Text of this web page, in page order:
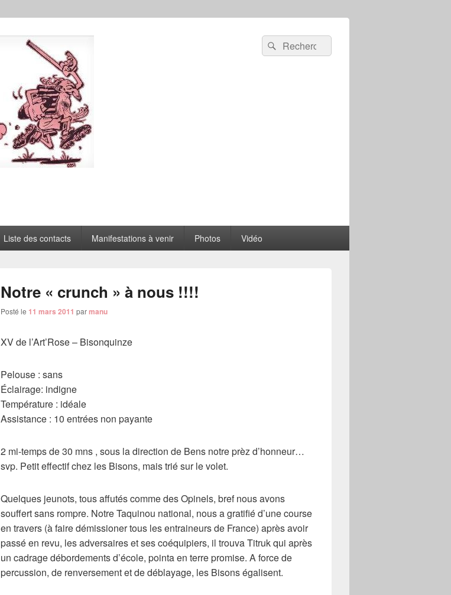
Recherche :
Rechercher
Liste des contacts Manifestations à venir Photos Vidéo
Notre « crunch » à nous !!!!
Posté le 11 mars 2011 parmanu
XV de l’Art’Rose – Bisonquinze
Pelouse : sans
Éclairage: indigne
Température : idéale
Assistance : 10 entrées non payante
2 mi-temps de 30 mns , sous la direction de Bens notre prèz d’honneur…
svp. Petit effectif chez les Bisons, mais trié sur le volet.
Quelques jeunots, tous affutés comme des Opinels, bref nous avons
souffert sans rompre. Notre Taquinou national, nous a gratifié d’une course
en travers (à faire démissioner tous les entraineurs de France) après avoir
passé en revu, les adversaires et ses coéquipiers, il trouva Titruk qui après
un cadrage débordements d’école, pointa en terre promise. A force de
percussion, de renversement et de déblayage, les Bisons égalisent.